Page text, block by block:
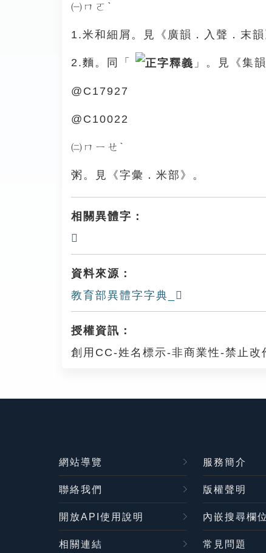
㈠ㄇㄛˋ
1.米和細屑。見《廣韻．入聲．末韻
2.麵。同「 」。見《集
@C17927
@C10022
㈡ㄇㄧㄝˋ
粥。見《字彙．米部》。
相關異體字：
𥹅
資料來源：
教育部異體字字典_𥽘
授權資訊：
創用CC-姓名標示-非商業性-禁止改
網站導覽 服務簡介
聯絡我們 版權聲明
開放API使用說明 內嵌搜尋欄
相關連結 常見問題